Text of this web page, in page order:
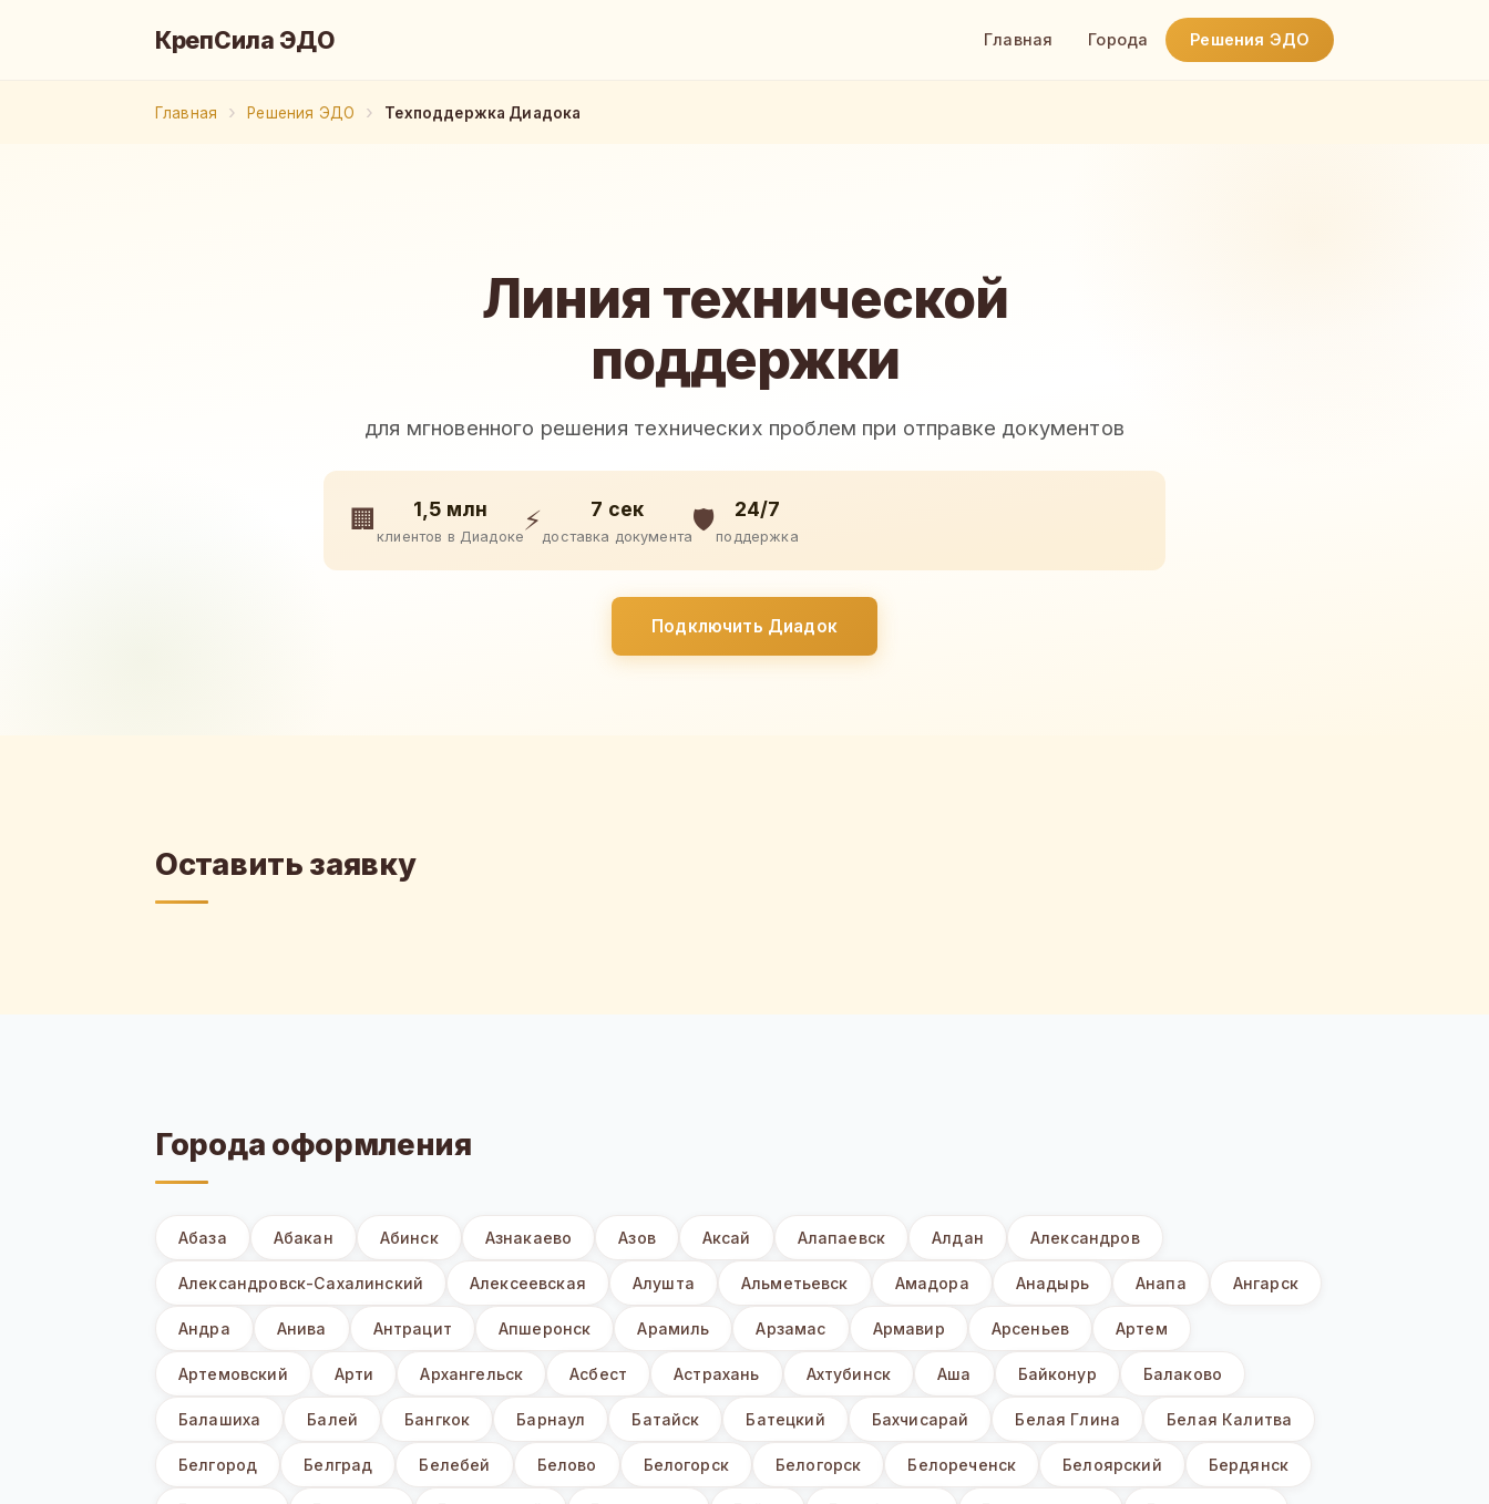
КрепСила ЭДО Главная Города Решения ЭДО
Главная Решения ЭДО Техподдержка Диадока
Линия технической
поддержки
для мгновенного решения технических проблем при отправке документов
🏢 1,5 млн
клиентов в Диадоке
⚡ 7 сек
доставка документа
🛡️ 24/7
поддержка
Подключить Диадок
Оставить заявку
Города оформления
Абаза Абакан Абинск Азнакаево Азов Аксай Алапаевск Алдан Александров
Александровск-Сахалинский Алексеевская Алушта Альметьевск Амадора Анадырь Анапа Ангарск
Андра Анива Антрацит Апшеронск Арамиль Арзамас Армавир Арсеньев Артем
Артемовский Арти Архангельск Асбест Астрахань Ахтубинск Аша Байконур Балаково
Балашиха Балей Бангкок Барнаул Батайск Батецкий Бахчисарай Белая Глина Белая Калитва
Белгород Белград Белебей Белово Белогорск Белогорск Белореченск Белоярский Бердянск